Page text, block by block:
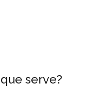
serve?